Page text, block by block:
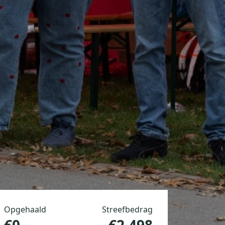
Opgehaald Streefbedrag